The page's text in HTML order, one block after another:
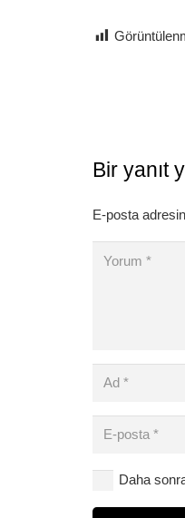
Bir yanıt
E-posta
Daha